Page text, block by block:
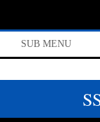
SUB MENU